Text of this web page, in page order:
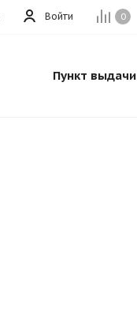
0
Войти
Пункт выдачи